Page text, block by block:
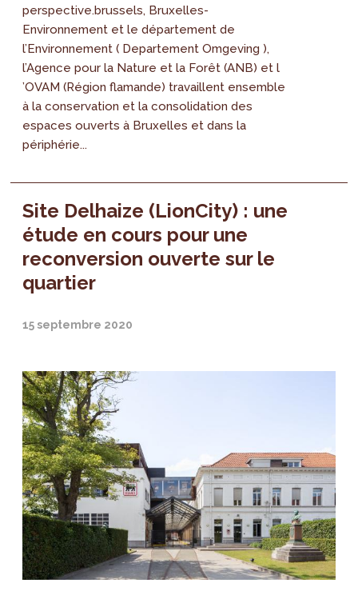
perspective.brussels, Bruxelles-
Environnement et le département de
l’Environnement ( Departement Omgeving ),
l’Agence pour la Nature et la Forêt (ANB) et l
’OVAM (Région flamande) travaillent ensemble
à la conservation et la consolidation des
espaces ouverts à Bruxelles et dans la
périphérie...
Site Delhaize (LionCity) : une
étude en cours pour une
reconversion ouverte sur le
quartier
15 septembre 2020